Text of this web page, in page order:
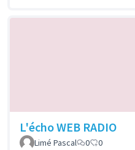
L'écho WEB RADIO
Limé Pascal
0 0